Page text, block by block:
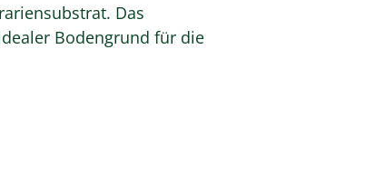
Das
Bodengrund für die